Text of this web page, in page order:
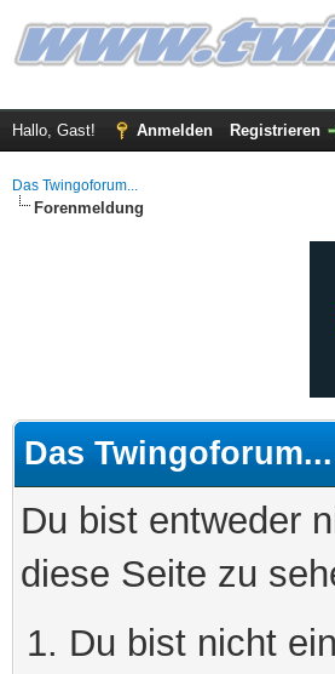
Hallo, Gast! Anmelden Registrieren
Das Twingoforum...
Forenmeldung
Das Twingoforum...
Du bist entweder
diese Seite zu
Du bist nicht